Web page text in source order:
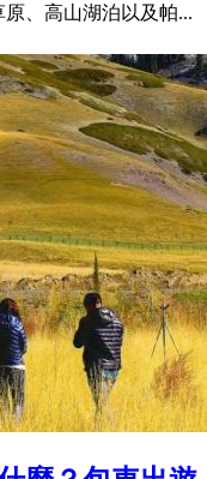
、高山湖泊以及帕...